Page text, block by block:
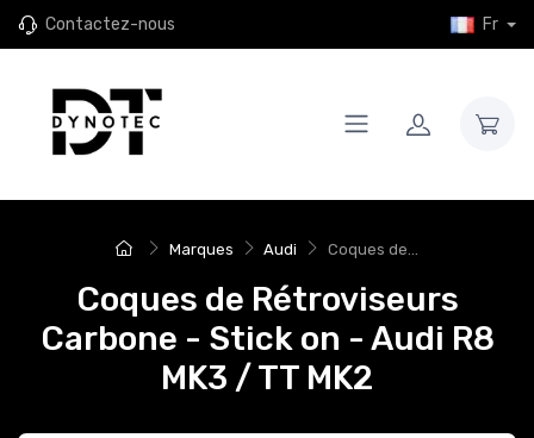
Contactez-nous Fr
Marques Audi Coques de...
Coques de Rétroviseurs
Carbone - Stick on - Audi R8
MK3 / TT MK2